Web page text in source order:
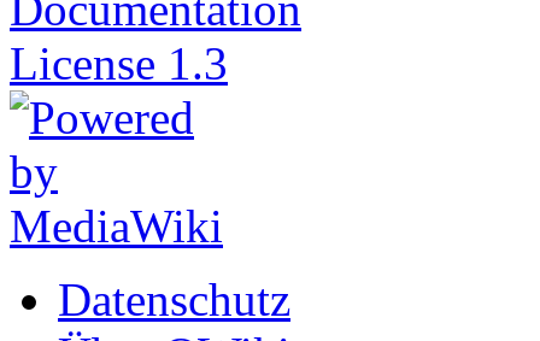
Datenschutz